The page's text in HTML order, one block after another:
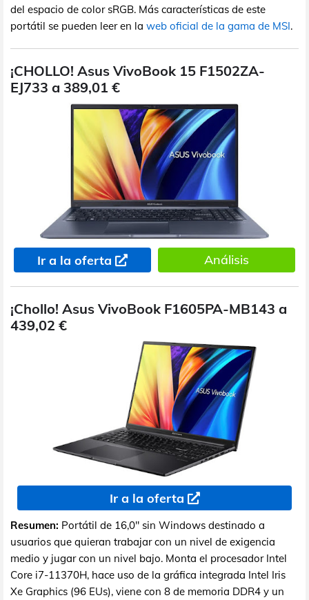
del espacio de color sRGB. Más características de este
portátil se pueden leer en la web oficial de la gama de MSI.
¡CHOLLO! Asus VivoBook 15 F1502ZA-
EJ733 a 389,01 €
Ir a la oferta Análisis
¡Chollo! Asus VivoBook F1605PA-MB143 a
439,02 €
Ir a la oferta
Resumen: Portátil de 16,0" sin Windows destinado a
usuarios que quieran trabajar con un nivel de exigencia
medio y jugar con un nivel bajo. Monta el procesador Intel
Core i7-11370H, hace uso de la gráfica integrada Intel Iris
Xe Graphics (96 EUs), viene con 8 de memoria DDR4 y un